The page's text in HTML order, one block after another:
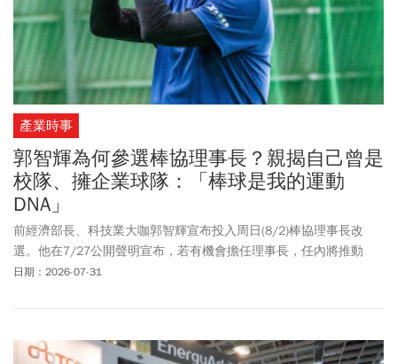
產業時事
郭智輝為何參選棒協理事長？親揭自己曾是
校隊、擁企業球隊：「棒球是我的運動
DNA」
前經濟部長、科技業大咖郭智輝宣布投入周日(8/2)棒協理事長改
選。他在7/27公開聲明宣布，若有機會擔任理事長，任內將推動
「四年、三件事」理念。郭智輝向《今周刊》表示，他期盼在4年任
才開始接觸棒球。他10多年前就成立企業球隊，且更早在青少年時
日期：2026-07-31